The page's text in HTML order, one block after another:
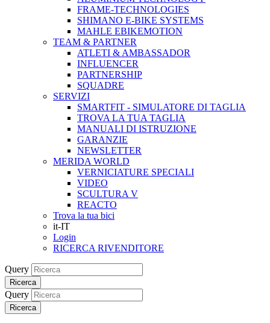
FRAME-TECHNOLOGIES
SHIMANO E-BIKE SYSTEMS
MAHLE EBIKEMOTION
TEAM & PARTNER
ATLETI & AMBASSADOR
INFLUENCER
PARTNERSHIP
SQUADRE
SERVIZI
SMARTFIT - SIMULATORE DI TAGLIA
TROVA LA TUA TAGLIA
MANUALI DI ISTRUZIONE
GARANZIE
NEWSLETTER
MERIDA WORLD
VERNICIATURE SPECIALI
VIDEO
SCULTURA V
REACTO
Trova la tua bici
it-IT
Login
RICERCA RIVENDITORE
Query
Ricerca
Query
Ricerca